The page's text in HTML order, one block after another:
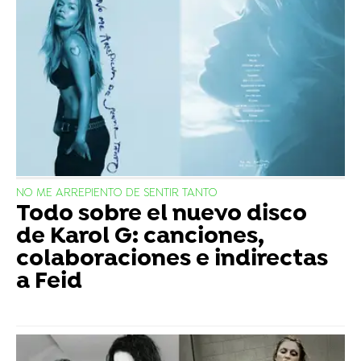
NO ME ARREPIENTO DE SENTIR TANTO
Todo sobre el nuevo disco
de Karol G: canciones,
colaboraciones e indirectas
a Feid